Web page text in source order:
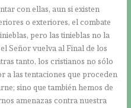
con ellas, aun si existen
o exteriores, el combate
pero las tinieblas no la
Señor vuelva al Final de los
tanto, los cristianos no sólo
a las tentaciones que proceden
sino que también hemos de
amenazas contra nuestra